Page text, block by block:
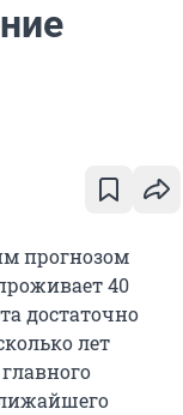
прогнозом
40
достаточно
лет